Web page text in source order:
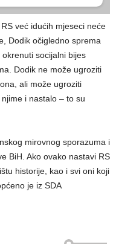
već idućih mjeseci neće
Dodik očigledno sprema
socijalni bijes
Dodik ne može ugroziti
ali može ugroziti
i nastalo – to su
mirovnog sporazuma i
BiH. Ako ovako nastavi RS
historije, kao i svi oni koji
je iz SDA